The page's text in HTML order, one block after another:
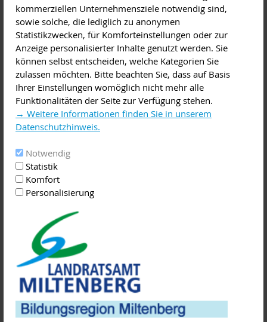
kommerziellen Unternehmensziele notwendig sind,
sowie solche, die lediglich zu anonymen
Statistikzwecken, für Komforteinstellungen oder zur
Anzeige personalisierter Inhalte genutzt werden. Sie
können selbst entscheiden, welche Kategorien Sie
zulassen möchten. Bitte beachten Sie, dass auf Basis
Ihrer Einstellungen womöglich nicht mehr alle
Funktionalitäten der Seite zur Verfügung stehen.
→ Weitere Informationen finden Sie in unserem
Datenschutzhinweis.
Notwendig
Statistik
Komfort
Personalisierung
Diese Veranstaltung im iCal-Format speichern
Meist haben Frauen, die sich selbstständig machen möchten,
andere Beweggründe und gründen unter anderen
Voraussetzung als Männer. Gründerinnen möchten oft erst in
Teilzeit gründen. Das Seminar vermittelt daher nicht nur
Basiswissen für die Existenzgründung, sondern geht auch
besonders auf die Situation von Gründerinnen ein.
Sie erfahren u.a. wie die Region Bayerischer Untermain
beleuchtet gewerbliche Aspekte einer
Unternehmensgründung, gibt einen Überblick über die
Bestandteile eines Businessplans, mögliche Finanzierungen
sowie wichtige Marketininstrumente. Vor diesem Hintergrund
bietet die ZENTEC GmbH Seminare für Gründerinnen an.
Aufgrund der aktuellen Corona-Situation wird dieses Seminar
am 25. Juni in virtueller Form über Videokonferenz
angeboten. Eine Voranmeldung ist erforderlich.
Anmeldungen können bei
ZENTEC
Telefon 06022 26-0
Telefax 06022 26-1111